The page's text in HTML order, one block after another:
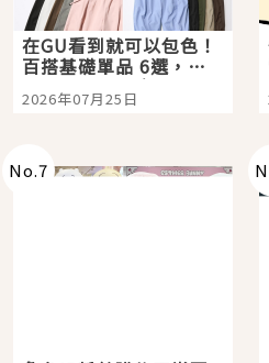
在GU看到就可以包色！
百搭基礎單品 6選，閉
眼全收也不心疼
2026年07月25日
No.7